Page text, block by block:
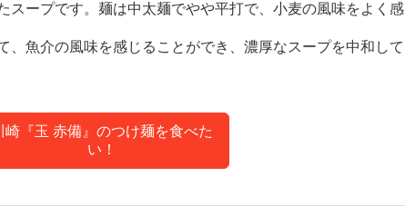
スープです。麺は中太麺でやや平打で、小麦の風味をよく感
、魚介の風味を感じることができ、濃厚なスープを中和して
崎『玉 赤備』のつけ麺を食べた
い！